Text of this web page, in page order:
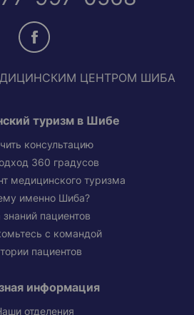
ЦЕНТРОМ ШИБА
туризм в Шибе
консультацию
360 градусов
медицинского туризма
именно Шиба?
знаний пациентов
с командой
пациентов
информация
отделения